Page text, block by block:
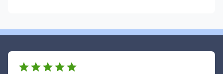
starstarstarstarstar